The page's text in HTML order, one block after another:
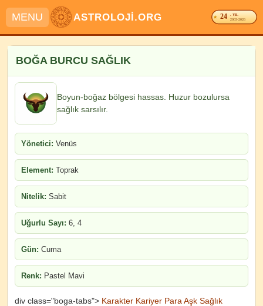
MENU ASTROLOJİ.ORG 24 . YIL
2003-2026
BOĞA BURCU SAĞLIK
Boyun-boğaz bölgesi hassas. Huzur bozulursa
sağlık sarsılır.
Yönetici: Venüs
Element: Toprak
Nitelik: Sabit
Uğurlu Sayı: 6, 4
Gün: Cuma
Renk: Pastel Mavi
div class="boga-tabs"> Karakter Kariyer Para Aşk Sağlık